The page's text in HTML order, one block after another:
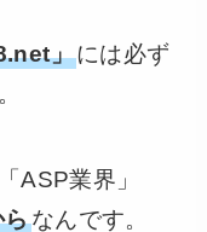
」には必ず
ASP業界」
らなんです。